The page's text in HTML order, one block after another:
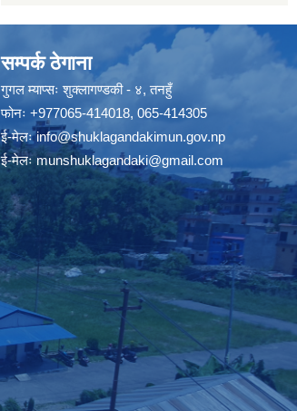
सम्पर्क ठेगाना
गुगल म्याप्सःशुक्लागण्डकी - ४, तनहुँ
फोनः +977065-414018, 065-414305
ई-मेलःinfo@shuklagandakimun.gov.np
ई-मेलःmunshuklagandaki@gmail.com